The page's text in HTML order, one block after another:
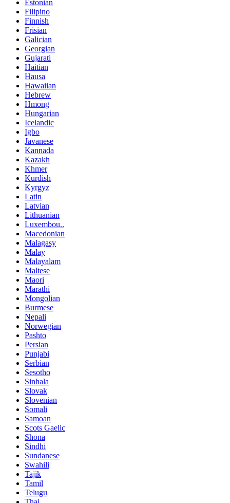
Estonian
Filipino
Finnish
Frisian
Galician
Georgian
Gujarati
Haitian
Hausa
Hawaiian
Hebrew
Hmong
Hungarian
Icelandic
Igbo
Javanese
Kannada
Kazakh
Khmer
Kurdish
Kyrgyz
Latin
Latvian
Lithuanian
Luxembou..
Macedonian
Malagasy
Malay
Malayalam
Maltese
Maori
Marathi
Mongolian
Burmese
Nepali
Norwegian
Pashto
Persian
Punjabi
Serbian
Sesotho
Sinhala
Slovak
Slovenian
Somali
Samoan
Scots Gaelic
Shona
Sindhi
Sundanese
Swahili
Tajik
Tamil
Telugu